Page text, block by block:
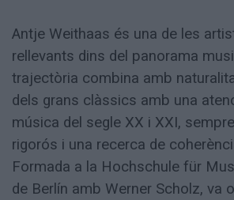
Antje Weithaas és una de les
rellevants dins del panorama
trajectòria combina amb
dels grans clàssics amb una
música del segle XX i XXI, sempre
rigorós i una recerca de
Formada a la Hochschule für
de Berlín amb Werner Scholz, va